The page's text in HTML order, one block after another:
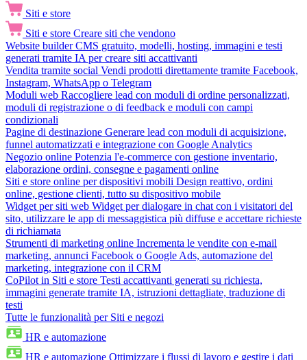
Siti e store
Siti e store Creare siti che vendono
Website builder CMS gratuito, modelli, hosting, immagini e testi
generati tramite IA per creare siti accattivanti
Vendita tramite social Vendi prodotti direttamente tramite Facebook,
Instagram, WhatsApp o Telegram
Moduli web Raccogliere lead con moduli di ordine personalizzati,
moduli di registrazione o di feedback e moduli con campi
condizionali
Pagine di destinazione Generare lead con moduli di acquisizione,
funnel automatizzati e integrazione con Google Analytics
Negozio online Potenzia l'e-commerce con gestione inventario,
elaborazione ordini, consegne e pagamenti online
Siti e store online per dispositivi mobili Design reattivo, ordini
online, gestione clienti, tutto su dispositivo mobile
Widget per siti web Widget per dialogare in chat con i visitatori del
sito, utilizzare le app di messaggistica più diffuse e accettare richieste
di richiamata
Strumenti di marketing online Incrementa le vendite con e-mail
marketing, annunci Facebook o Google Ads, automazione del
marketing, integrazione con il CRM
CoPilot in Siti e store Testi accattivanti generati su richiesta,
immagini generate tramite IA, istruzioni dettagliate, traduzione di
testi
Tutte le funzionalità per Siti e negozi
HR e automazione
HR e automazione Ottimizzare i flussi di lavoro e gestire i dati